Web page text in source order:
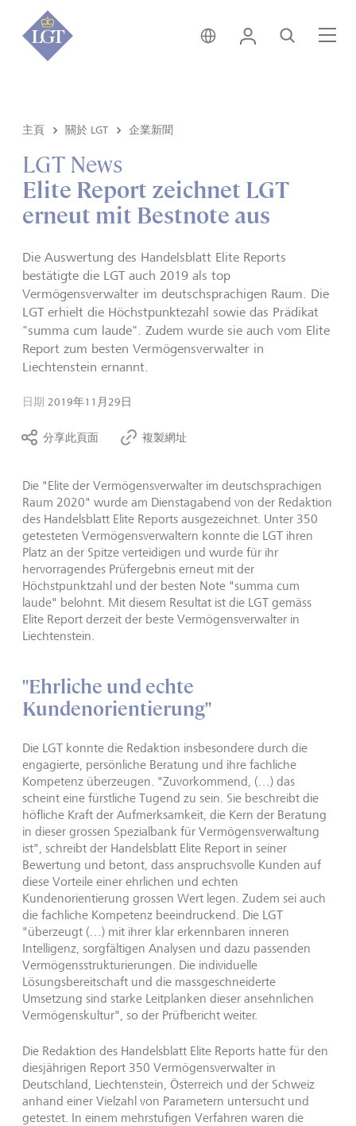
香港 • 中文
登錄 尋找
主頁 關於 LGT 企業新聞
LGT News
Elite Report zeichnet LGT
erneut mit Bestnote aus
Die Auswertung des Handelsblatt Elite Reports
bestätigte die LGT auch 2019 als top
Vermögensverwalter im deutschsprachigen Raum. Die
LGT erhielt die Höchstpunktezahl sowie das Prädikat
"summa cum laude". Zudem wurde sie auch vom Elite
Report zum besten Vermögensverwalter in
Liechtenstein ernannt.
日期 2019年11月29日
分享此頁面 複製網址
Die "Elite der Vermögensverwalter im deutschsprachigen
Raum 2020" wurde am Dienstagabend von der Redaktion
des Handelsblatt Elite Reports ausgezeichnet. Unter 350
getesteten Vermögensverwaltern konnte die LGT ihren
Platz an der Spitze verteidigen und wurde für ihr
hervorragendes Prüfergebnis erneut mit der
Höchstpunktzahl und der besten Note "summa cum
laude" belohnt. Mit diesem Resultat ist die LGT gemäss
Elite Report derzeit der beste Vermögensverwalter in
Liechtenstein.
"Ehrliche und echte
Kundenorientierung"
Die LGT konnte die Redaktion insbesondere durch die
engagierte, persönliche Beratung und ihre fachliche
Kompetenz überzeugen. "Zuvorkommend, (…) das
scheint eine fürstliche Tugend zu sein. Sie beschreibt die
höfliche Kraft der Aufmerksamkeit, die Kern der Beratung
in dieser grossen Spezialbank für Vermögensverwaltung
ist", schreibt der Handelsblatt Elite Report in seiner
Bewertung und betont, dass anspruchsvolle Kunden auf
diese Vorteile einer ehrlichen und echten
Kundenorientierung grossen Wert legen. Zudem sei auch
die fachliche Kompetenz beeindruckend. Die LGT
"überzeugt (…) mit ihrer klar erkennbaren inneren
Intelligenz, sorgfältigen Analysen und dazu passenden
Vermögensstrukturierungen. Die individuelle
Lösungsbereitschaft und die massgeschneiderte
Umsetzung sind starke Leitplanken dieser ansehnlichen
Vermögenskultur", so der Prüfbericht weiter.
Die Redaktion des Handelsblatt Elite Reports hatte für den
diesjährigen Report 350 Vermögensverwalter in
Deutschland, Liechtenstein, Österreich und der Schweiz
anhand einer Vielzahl von Parametern untersucht und
getestet. In einem mehrstufigen Verfahren waren die